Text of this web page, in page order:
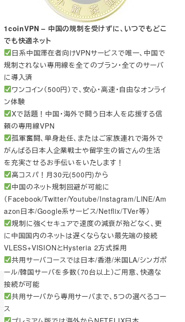
1coinVPN – 中国の規制を受けずに、いつでもどこ
でも快適ネット
日系中国滞在者向けVPNサービスで唯一、中国で
規制されない専用線を全てのプラン・全てのサーバ
に導入済
ワンコイン（500円）で、安心・高速・自由なオンライ
ン体験
Xで話題！中国・海外で闘う日本人を応援する信
頼の専用線VPN
孤軍奮闘、単身赴任、またはご家族連れで海外で
がんばる日本人企業戦士や留学生の皆さんの生活
を充実させるお手伝いをいたします！
高コスパ！月30元(500円)から
中国のネット規制回避が可能に
（Facebook/Twitter/Youtube/Instagram/LINE/Am
azon日本/Google系サービス/Netflix/TVer等）
規制に強くセキュアで速度の減衰が殆どなく、更
に中国国内のネットは遅くならない最先端の接続
VLESS+VISIONとHysteria 2方式採用
共用サーバコースでは日本/香港/米国LA/シンガポ
ール/韓国サーバを多数（70台以上）ご用意、快適な
接続が可能
共用サーバから専用サーバまで、5つの選べるコー
ス